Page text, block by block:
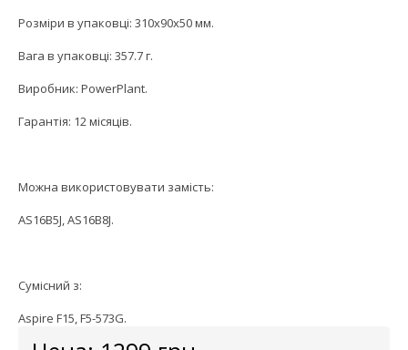
Розміри в упаковці: 310х90х50 мм.
Вага в упаковці: 357.7 г.
Виробник: PowerPlant.
Гарантія: 12 місяців.
Можна використовувати замість:
AS16B5J, AS16B8J.
Сумісний з:
Aspire F15, F5-573G.